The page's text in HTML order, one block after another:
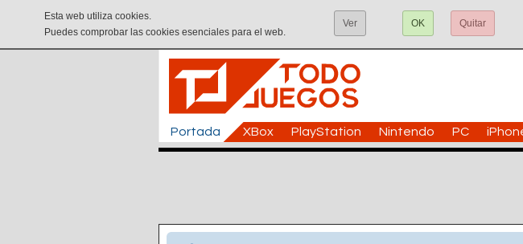
Esta web utiliza cookies.
Puedes comprobar las cookies esenciales para el web.
Ver OK Quitar
Portada XBox PlayStation Nintendo PC